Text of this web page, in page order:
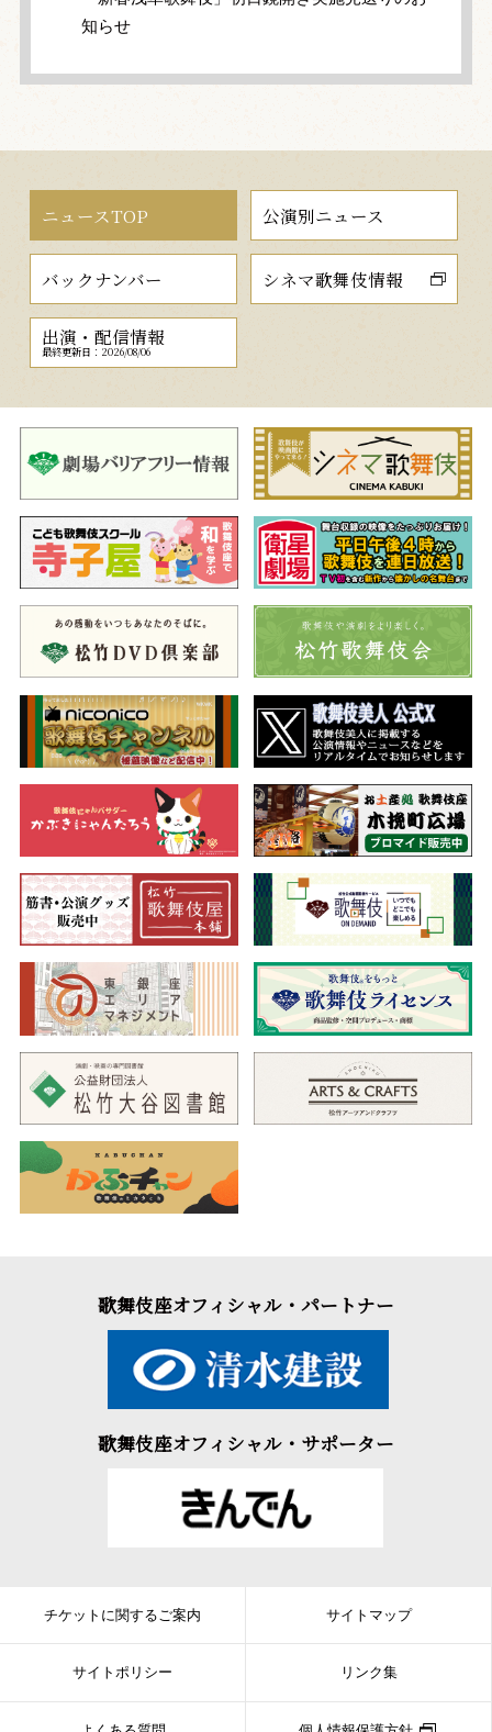
知らせ
ニュースTOP 公演別ニュース
バックナンバー シネマ歌舞伎情報
出演・配信情報
最終更新日：2026/08/06
歌舞伎座オフィシャル・パートナー
歌舞伎座オフィシャル・サポーター
チケットに関するご案内 サイトマップ
サイトポリシー リンク集